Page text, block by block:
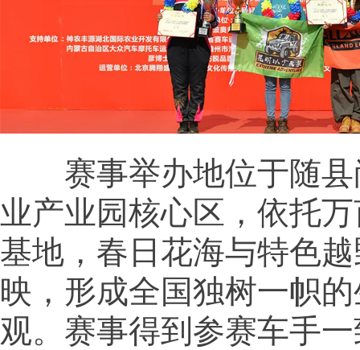
赛事举办地位于随县
业产业园核心区，依托
基地，春日花海与特色
映，形成全国独树一帜
观。赛事得到参赛车手